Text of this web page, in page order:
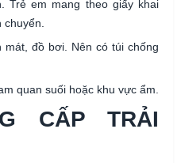
Trẻ em mang theo giấy khai
mát, đồ bơi. Nên có túi chống
quan suối hoặc khu vực ẩm.
CẤP TRẢI